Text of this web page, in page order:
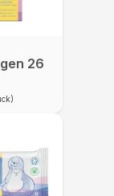
26